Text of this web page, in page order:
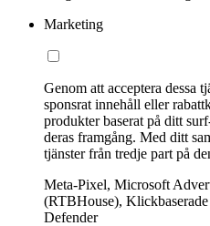
Marketing
Genom att acceptera dessa
sponsrat innehåll eller
produkter baserat på ditt
deras framgång. Med ditt
tjänster från tredje part på
Meta-Pixel, Microsoft
(RTBHouse),
Defender